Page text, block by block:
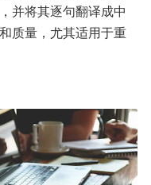
并将其逐句翻译成中
质量，尤其适用于重